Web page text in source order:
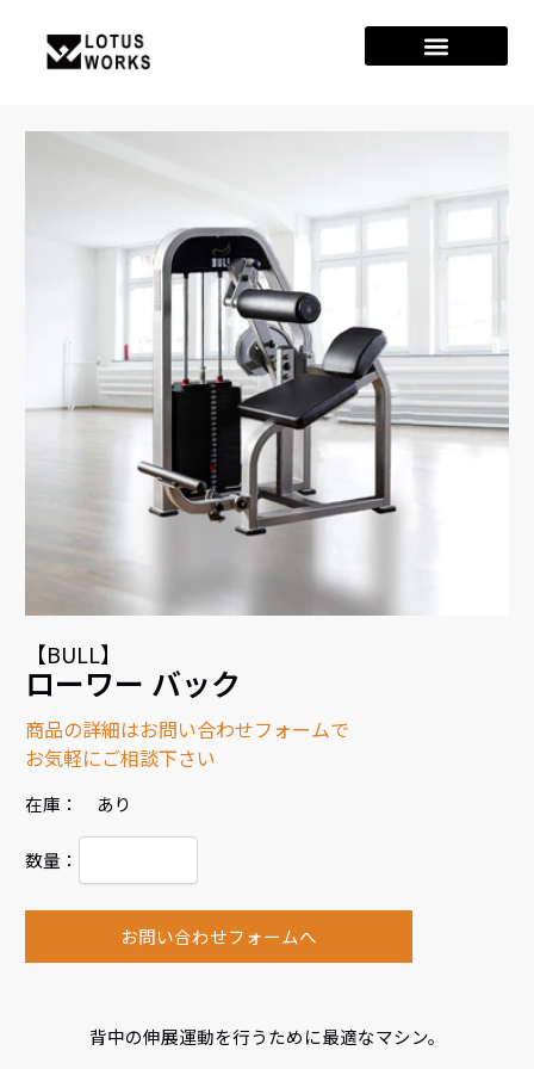
【BULL】
ローワー バック
商品の詳細はお問い合わせフォームで
お気軽にご相談下さい
在庫： あり
数量：
お問い合わせフォームへ
背中の伸展運動を行うために最適なマシン。